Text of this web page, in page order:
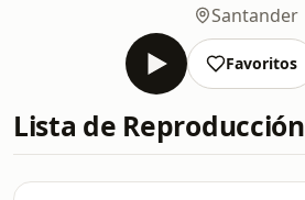
Santander
Favoritos
Lista de Reproducción